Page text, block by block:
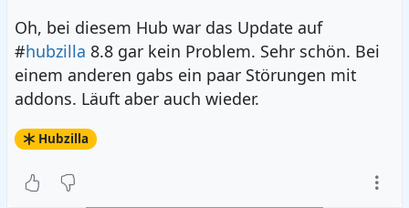
Oh, bei diesem Hub war das Update auf
#hubzilla 8.8 gar kein Problem. Sehr schön. Bei
einem anderen gabs ein paar Störungen mit
addons. Läuft aber auch wieder.
Hubzilla